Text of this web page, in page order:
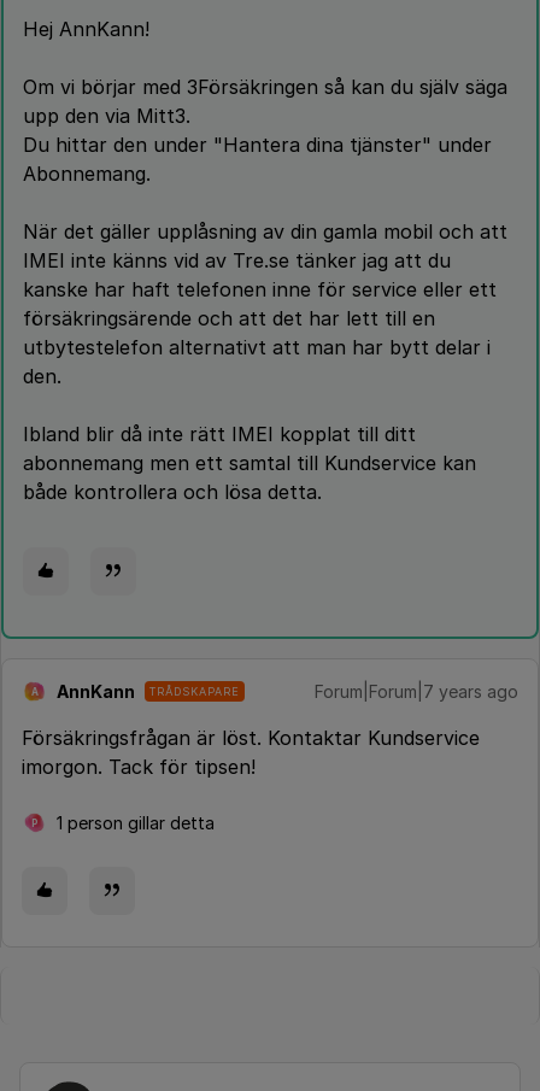
Hej AnnKann!
Om vi börjar med 3Försäkringen så kan du själv säga
upp den via Mitt3.
Du hittar den under "Hantera dina tjänster" under
Abonnemang.
När det gäller upplåsning av din gamla mobil och att
IMEI inte känns vid av Tre.se tänker jag att du
kanske har haft telefonen inne för service eller ett
försäkringsärende och att det har lett till en
utbytestelefon alternativt att man har bytt delar i
den.
Ibland blir då inte rätt IMEI kopplat till ditt
abonnemang men ett samtal till Kundservice kan
både kontrollera och lösa detta.
A AnnKann TRÅDSKAPARE Forum|Forum|7 years ago
Försäkringsfrågan är löst. Kontaktar Kundservice
imorgon. Tack för tipsen!
P 1 person gillar detta